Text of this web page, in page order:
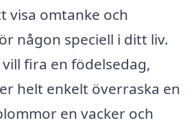
visa omtanke och
någon speciell i ditt liv.
fira en födelsedag,
helt enkelt överraska en
en vacker och